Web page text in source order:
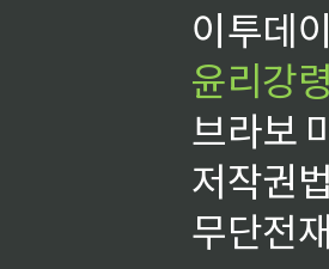
이투데
윤리강령
브라보
저작권
무단전